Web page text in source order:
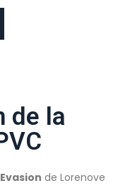
de la
de Lorenove